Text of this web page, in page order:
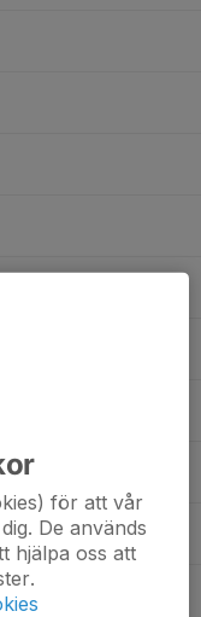
för att vår
De används
hjälpa oss att